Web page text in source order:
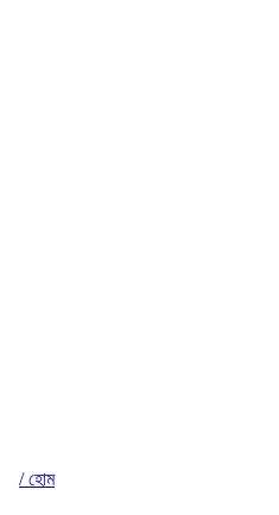
/ হোম